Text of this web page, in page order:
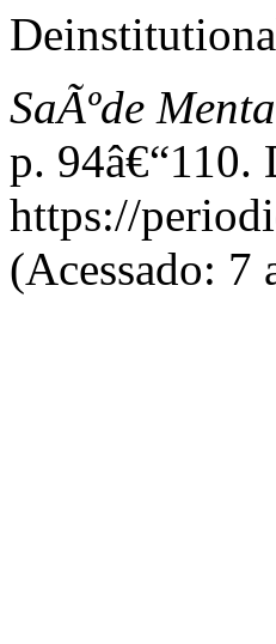
SaÃºde
p. 94â€“110.
https://
(Acessado: 7